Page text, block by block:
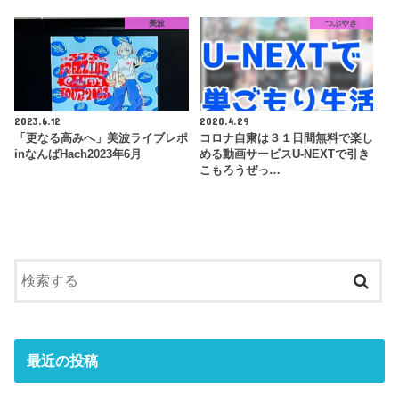
美波
2023.6.12
「更なる高みへ」美波ライブレポ
inなんばHach2023年6月
つぶやき
2020.4.29
コロナ自粛は３１日間無料で楽し
める動画サービスU-NEXTで引き
こもろうぜっ…
最近の投稿